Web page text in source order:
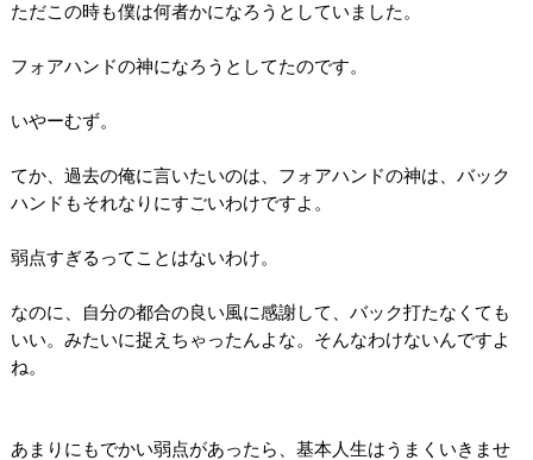
ただこの時も僕は何者かになろうとしていました。
フォアハンドの神になろうとしてたのです。
いやーむず。
てか、過去の俺に言いたいのは、フォアハンドの神は、バック
ハンドもそれなりにすごいわけですよ。
弱点すぎるってことはないわけ。
なのに、自分の都合の良い風に感謝して、バック打たなくても
いい。みたいに捉えちゃったんよな。そんなわけないんですよ
ね。
あまりにもでかい弱点があったら、基本人生はうまくいきませ